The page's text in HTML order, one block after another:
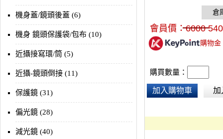
機身蓋/鏡頭後蓋 (6)
機身 鏡頭保護袋/包布 (10)
近攝接寫環/筒 (5)
近攝-鏡頭倒接 (11)
保護鏡 (31)
偏光鏡 (28)
減光鏡 (40)
會員價：6000
購物金
購買數量：
加入購物車 加